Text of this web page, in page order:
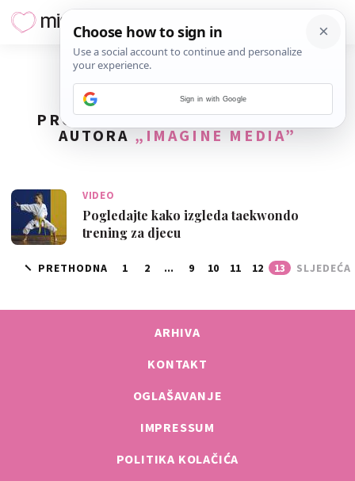
PRONAĐENO169REZULTATA ZA
AUTORA„IMAGINE MEDIA”
VIDEO
Pogledajte kako izgleda taekwondo
trening za djecu
PRETHODNA 1 2 ... 9 10 11 12 13 SLJEDEĆA
ARHIVA
KONTAKT
OGLAŠAVANJE
IMPRESSUM
POLITIKA KOLAČIĆA
Sign in with Google